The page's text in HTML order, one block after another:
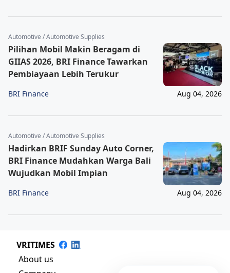
Automotive / Automotive Supplies
Pilihan Mobil Makin Beragam di
GIIAS 2026, BRI Finance Tawarkan
Pembiayaan Lebih Terukur
BRI Finance Aug 04, 2026
Automotive / Automotive Supplies
Hadirkan BRIF Sunday Auto Corner,
BRI Finance Mudahkan Warga Bali
Wujudkan Mobil Impian
BRI Finance Aug 04, 2026
VRITIMES
About us